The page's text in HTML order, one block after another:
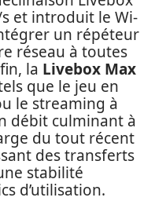
et introduit le Wi-
un répéteur
réseau à toutes
la Livebox Max
que le jeu en
le streaming à
débit culminant à
du tout récent
des transferts
stabilité
d’utilisation.